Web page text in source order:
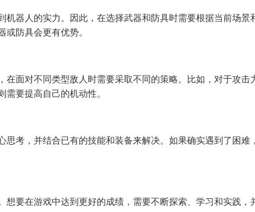
器人的实力。因此，在选择武器和防具时需要根据当前场景
防具会更有优势。
面对不同类型敌人时需要采取不同的策略。比如，对于攻击
要提高自己的机动性。
考，并结合已有的技能和装备来解决。如果确实遇到了困难
想要在游戏中达到更好的成绩，需要不断探索、学习和实践，